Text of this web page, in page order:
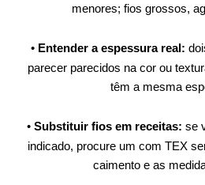
menores; fios grossos,
• Entender a espessura real:
parecer parecidos na cor ou
têm a mesma
• Substituir fios em receitas: se
indicado, procure um com TEX
caimento e as